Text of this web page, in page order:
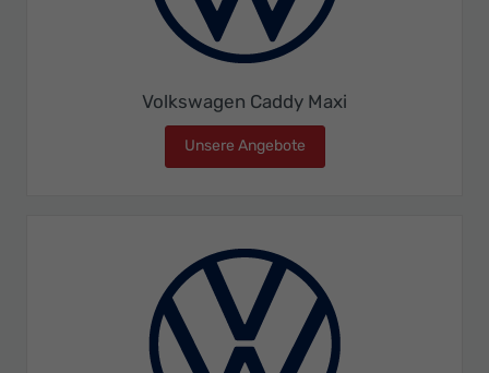
Volkswagen Caddy Maxi
Unsere Angebote